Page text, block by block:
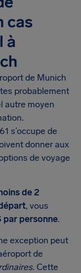
cas
à
de Munich
probablement
autre moyen
s’occupe de
donner aux
de voyage
de 2
, vous
par personne.
exception peut
de
. Cette